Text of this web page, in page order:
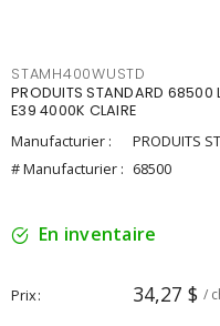
STAMH400WUSTD
PRODUITS STANDARD 68500
E39 4000K CLAIRE
Manufacturier :
PRODUITS
# Manufacturier : 68500
En inventaire
Prix 34,27 $ /